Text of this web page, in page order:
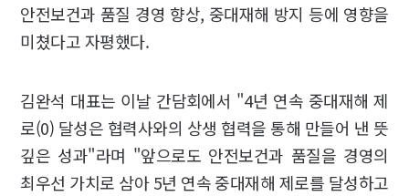
안전보건과 품질 경영 향상, 중대재해 방지 등에 영향을
미쳤다고 자평했다.
김완석 대표는 이날 간담회에서 "4년 연속 중대재해 제
로(0) 달성은 협력사와의 상생 협력을 통해 만들어 낸 뜻
깊은 성과"라며 "앞으로도 안전보건과 품질을 경영의
최우선 가치로 삼아 5년 연속 중대재해 제로를 달성하고